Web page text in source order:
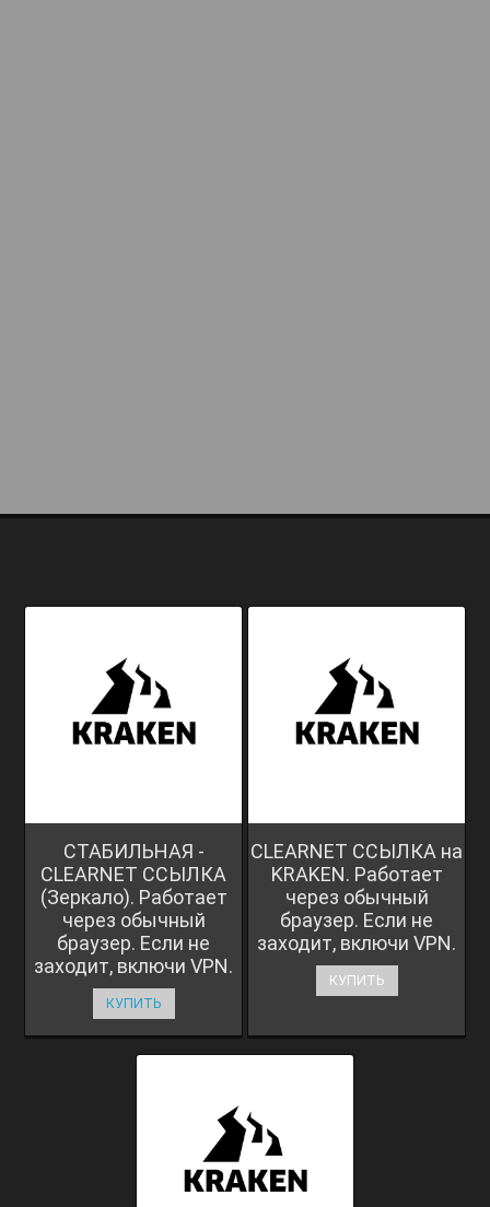
СТАБИЛЬНАЯ -
CLEARNET ССЫЛКА
(Зеркало). Работает
через обычный
браузер. Если не
заходит, включи VPN.
КУПИТЬ
CLEARNET ССЫЛКА на
KRAKEN. Работает
через обычный
браузер. Если не
заходит, включи VPN.
КУПИТЬ